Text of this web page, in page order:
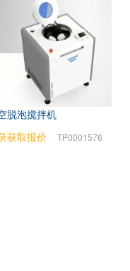
脱泡搅拌机
获取报价
TP0001576